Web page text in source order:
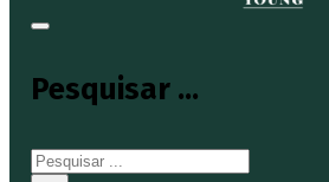
Pesquisar ...
Pesquisar